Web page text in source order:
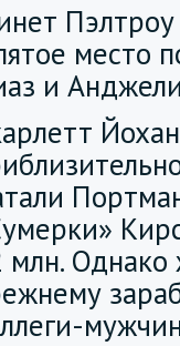
место
и
млн.